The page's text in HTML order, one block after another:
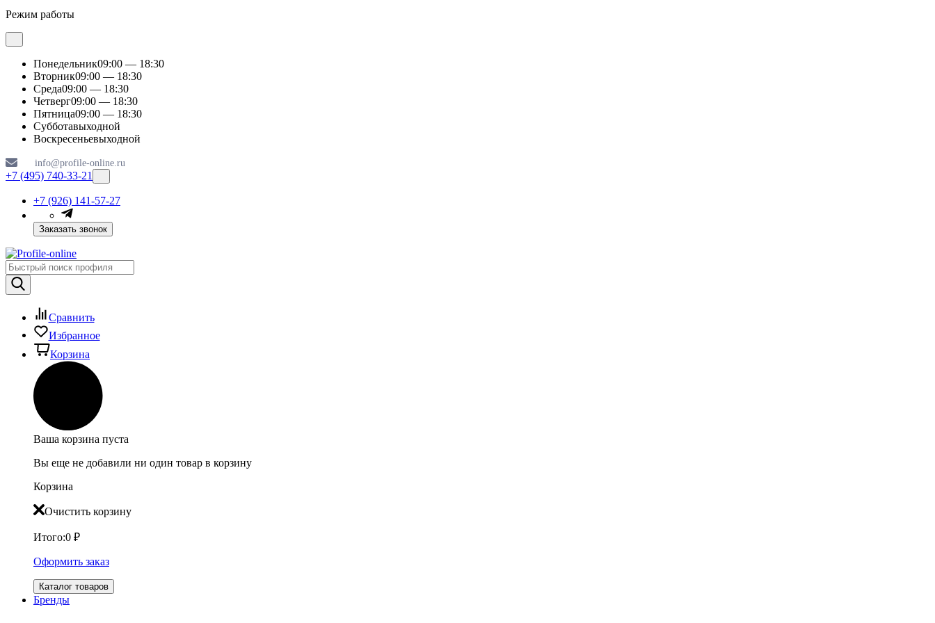
Режим работы
Понедельник09:00 — 18:30
Вторник09:00 — 18:30
Среда09:00 — 18:30
Четверг09:00 — 18:30
Пятница09:00 — 18:30
Субботавыходной
Воскресеньевыходной
info@profile-online.ru
+7 (495) 740-33-21
+7 (926) 141-57-27
Заказать звонок
Сравнить
Избранное
Корзина
Ваша корзина пуста
Вы еще не добавили ни один товар в корзину
Корзина
Очистить корзину
Итого:0 ₽
Оформить заказ
Каталог товаров
Бренды